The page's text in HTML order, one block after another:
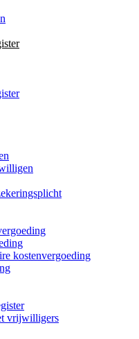
kostenvergoeding
vrijwilligers